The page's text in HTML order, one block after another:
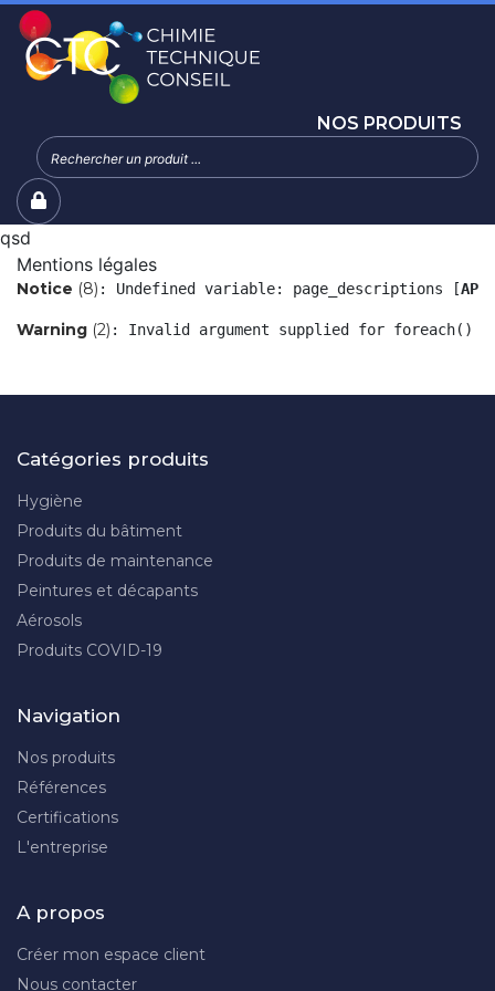
NOS PRODUITS
qsd
Mentions légales
Notice (8) : Undefined variable: page_descriptions [
Warning (2) : Invalid argument supplied for foreach() [
Catégories produits
Hygiène
Produits du bâtiment
Produits de maintenance
Peintures et décapants
Aérosols
Produits COVID-19
Navigation
Nos produits
Références
Certifications
L'entreprise
A propos
Créer mon espace client
Nous contacter